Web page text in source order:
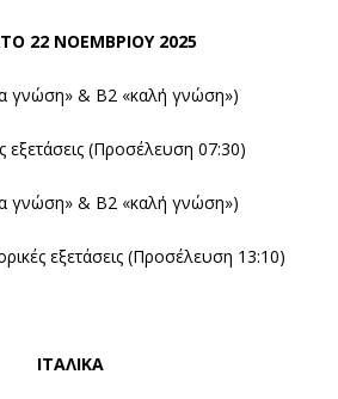
22 ΝΟΕΜΒΡΙΟΥ 2025
γνώση» & Β2 «καλή γνώση»)
εξετάσεις (Προσέλευση 07:30)
γνώση» & Β2 «καλή γνώση»)
εξετάσεις (Προσέλευση 13:10)
ΙΤΑΛΙΚΑ